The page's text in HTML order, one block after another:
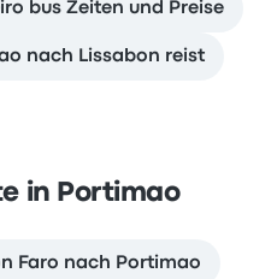
bus Zeiten und Preise
nach Lissabon reist
in Portimao
Faro nach Portimao